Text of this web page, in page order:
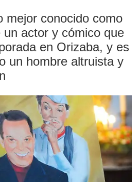
mejor conocido como
un actor y cómico que
en Orizaba, y es
un hombre altruista y